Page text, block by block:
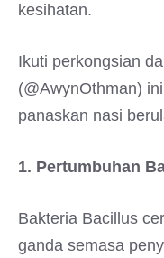
kesihatan.
Ikuti perkongsian
(@AwynOthman)
panaskan nasi
1. Pertumbuhan
Bakteria Bacillus
ganda semasa